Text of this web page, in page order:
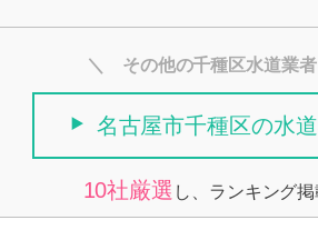
＼ その他の千種区水道業者
名古屋市千種区の水
10社厳選 し、ランキング